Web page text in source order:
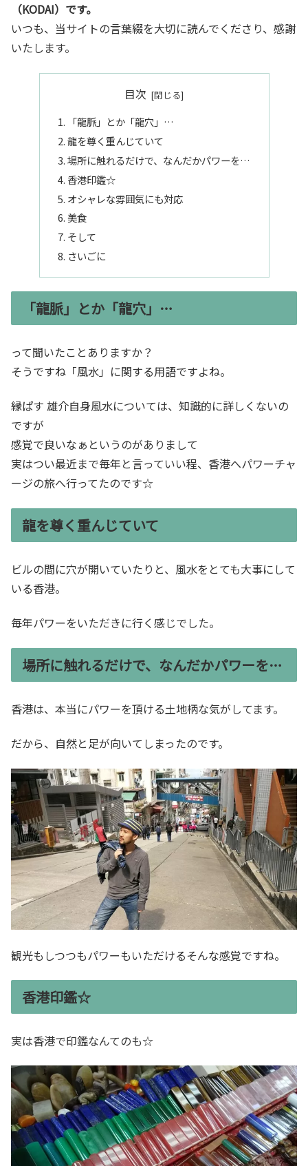
（KODAI）です。
いつも、当サイトの言葉綴を大切に読んでくださり、感謝
いたします。
目次
「龍脈」とか「龍穴」…
龍を尊く重んじていて
場所に触れるだけで、なんだかパワーを…
香港印鑑☆
オシャレな雰囲気にも対応
美食
そして
さいごに
「龍脈」とか「龍穴」…
って聞いたことありますか？
そうですね「風水」に関する用語ですよね。
縁ぱす 雄介自身風水については、知識的に詳しくないの
ですが
感覚で良いなぁというのがありまして
実はつい最近まで毎年と言っていい程、香港へパワーチャ
ージの旅へ行ってたのです☆
龍を尊く重んじていて
ビルの間に穴が開いていたりと、風水をとても大事にして
いる香港。
毎年パワーをいただきに行く感じでした。
場所に触れるだけで、なんだかパワーを…
香港は、本当にパワーを頂ける土地柄な気がしてます。
だから、自然と足が向いてしまったのです。
観光もしつつもパワーもいただけるそんな感覚ですね。
香港印鑑☆
実は香港で印鑑なんてのも☆